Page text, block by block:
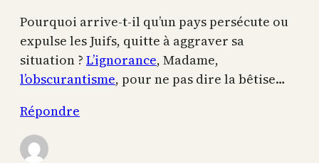
Pourquoi arrive-t-il qu’un pays persécute ou
expulse les Juifs, quitte à aggraver sa
situation ? L’ignorance, Madame,
l’obscurantisme, pour ne pas dire la bêtise…
Répondre